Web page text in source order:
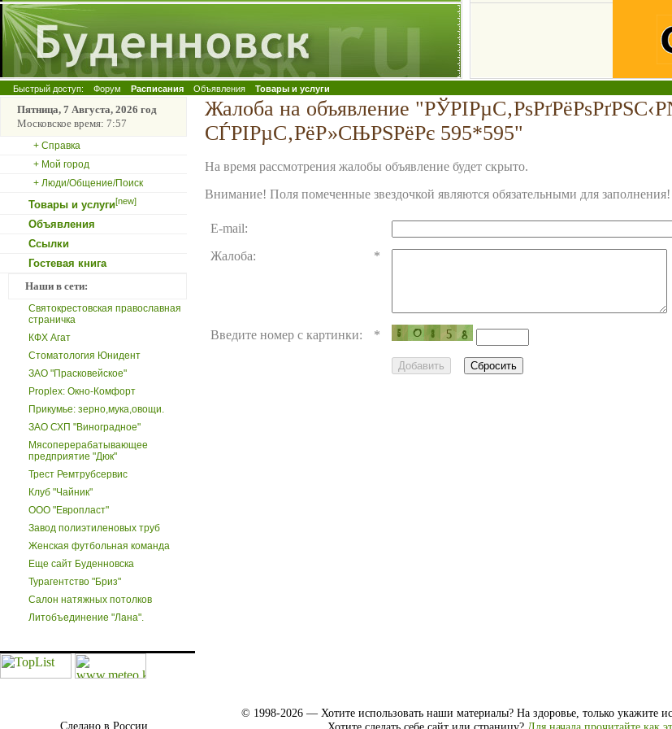
Быстрый доступ: Форум Расписания Объявления Товары и услуги
Пятница, 7 Августа, 2026 год
Московское время: 7:57
+ Справка
+ Мой город
+ Люди/Общение/Поиск
Товары и услуги[new]
Объявления
Ссылки
Гостевая книга
Наши в сети:
Святокрестовская православная
страничка
КФХ Агат
Стоматология Юнидент
ЗАО "Прасковейское"
Proplex: Окно-Комфорт
Прикумье: зерно,мука,овощи.
ЗАО СХП "Виноградное"
Мясоперерабатывающее
предприятие "Дюк"
Трест Ремтрубсервис
Клуб "Чайник"
ООО "Европласт"
Завод полиэтиленовых труб
Женская футбольная команда
Еще сайт Буденновска
Турагентство "Бриз"
Салон натяжных потолков
Литобъединение "Лана".
Жалоба на объявление
СЃРІРµС‚РёР»СЊРЅРёРє 595*595"
На время рассмотрения жалобы объявление будет скрыто.
Внимание! Поля помеченные звездочкой являются обязательными для заполнения!
E-mail:
Жалоба:
*
Введите номер с картинки: *
Сделано в России.
© 1998-2026 — Хотите использовать наши материалы? На здоровье, только укажите